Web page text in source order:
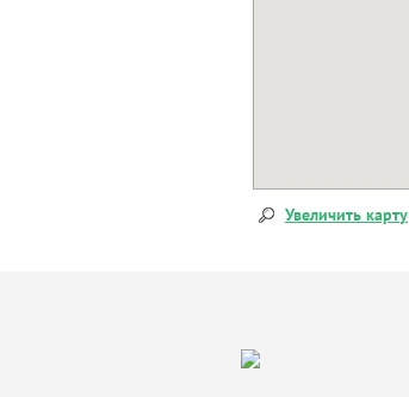
Увеличить карту